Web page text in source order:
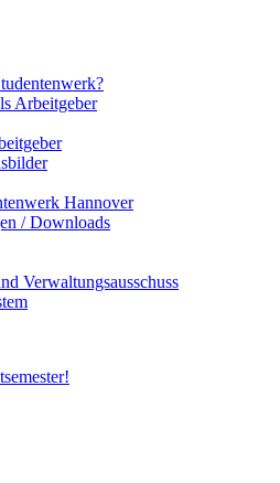
Arbeitgeber
Hannover
/ Downloads
Verwaltungsausschuss